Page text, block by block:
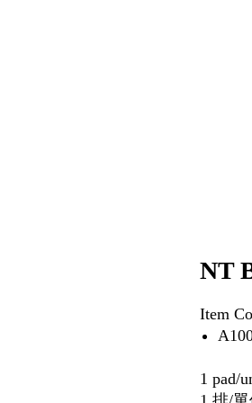
NT
Item
1 pad/